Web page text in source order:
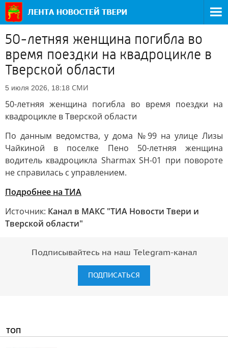
50-летняя женщина погибла во
время поездки на квадроцикле в
Тверской области
5 июля 2026, 18:18 СМИ
50-летняя женщина погибла во время поездки на
квадроцикле в Тверской области
По данным ведомства, у дома №99 на улице Лизы
Чайкиной в поселке Пено 50-летняя женщина
водитель квадроцикла Sharmax SH-01 при повороте
не справилась с управлением.
Подробнее на ТИА
Источник: Канал в МАКС "ТИА Новости Твери и
Тверской области"
Подписывайтесь на наш Telegram-канал
ПОДПИСАТЬСЯ
ТОП